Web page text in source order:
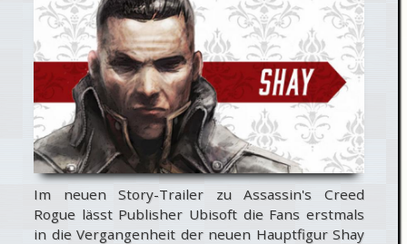
Trailer
Im neuen Story-Trailer zu Assassin's Creed
Rogue lässt Publisher Ubisoft die Fans erstmals
in die Vergangenheit der neuen Hauptfigur Shay